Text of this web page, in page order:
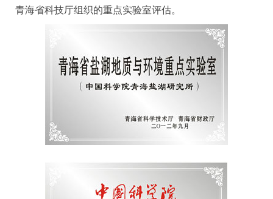
青海省科技厅组织的重点实验室评估。